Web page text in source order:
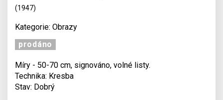
(1947)
Kategorie: Obrazy
prodáno
Míry - 50-70 cm, signováno, volné listy.
Technika: Kresba
Stav: Dobrý